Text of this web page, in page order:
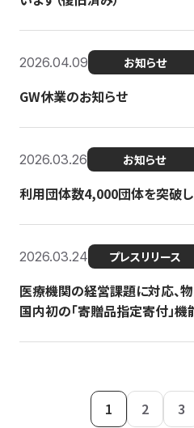
2026.04.09 お知らせ
GW休業のお知らせ
2026.03.26 お知らせ
利用団体数4,000団体を突破し
2026.03.24 プレスリリース
医療機関の経営課題に対応、
国内初の「寄贈品指定寄付」機
1 2 3